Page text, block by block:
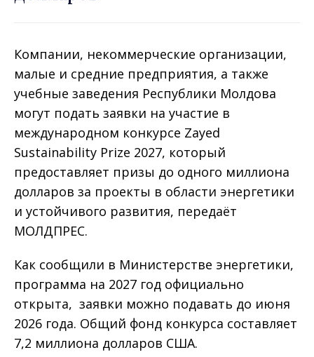
Компании, некоммерческие организации,
малые и средние предприятия, а также
учебные заведения Республики Молдова
могут подать заявки на участие в
международном конкурсе Zayed
Sustainability Prize 2027, который
предоставляет призы до одного миллиона
долларов за проекты в области энергетики
и устойчивого развития, передаёт
МОЛДПРЕС.
Как сообщили в Министерстве энергетики,
программа на 2027 год официально
открыта, заявки можно подавать до июня
2026 года. Общий фонд конкурса составляет
7,2 миллиона долларов США.